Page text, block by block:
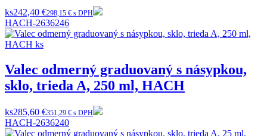
ks242,40 €298,15 € s DPH
HACH-2636246
Valec odmerný graduovaný s násypkou,
sklo, trieda A, 250 ml, HACH
ks285,60 €351,29 € s DPH
HACH-2636240